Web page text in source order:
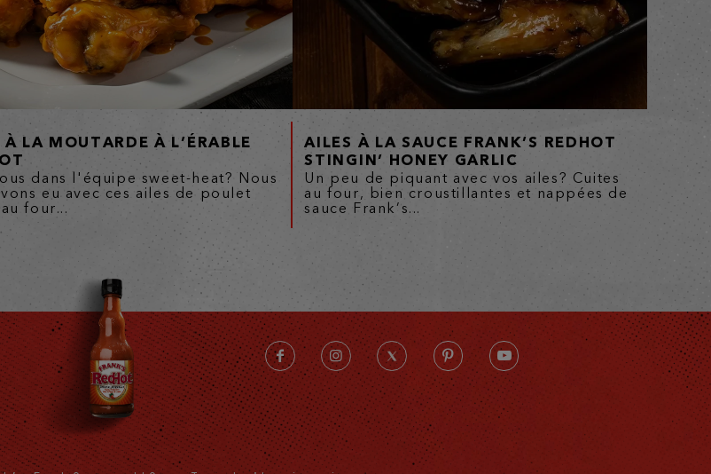
À LA MOUTARDE À L’ÉRABLE
dans l'équipe sweet-heat? Nous
eu avec ces ailes de poulet
four...
AILES À LA SAUCE FRANK’S REDHOT
STINGIN’ HONEY GARLIC
Un peu de piquant avec vos ailes? Cuites
au four, bien croustillantes et nappées de
sauce Frank’s...